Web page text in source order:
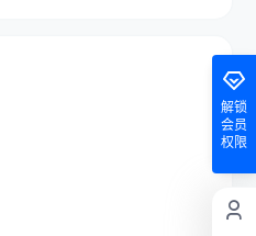
解锁
会员
权限